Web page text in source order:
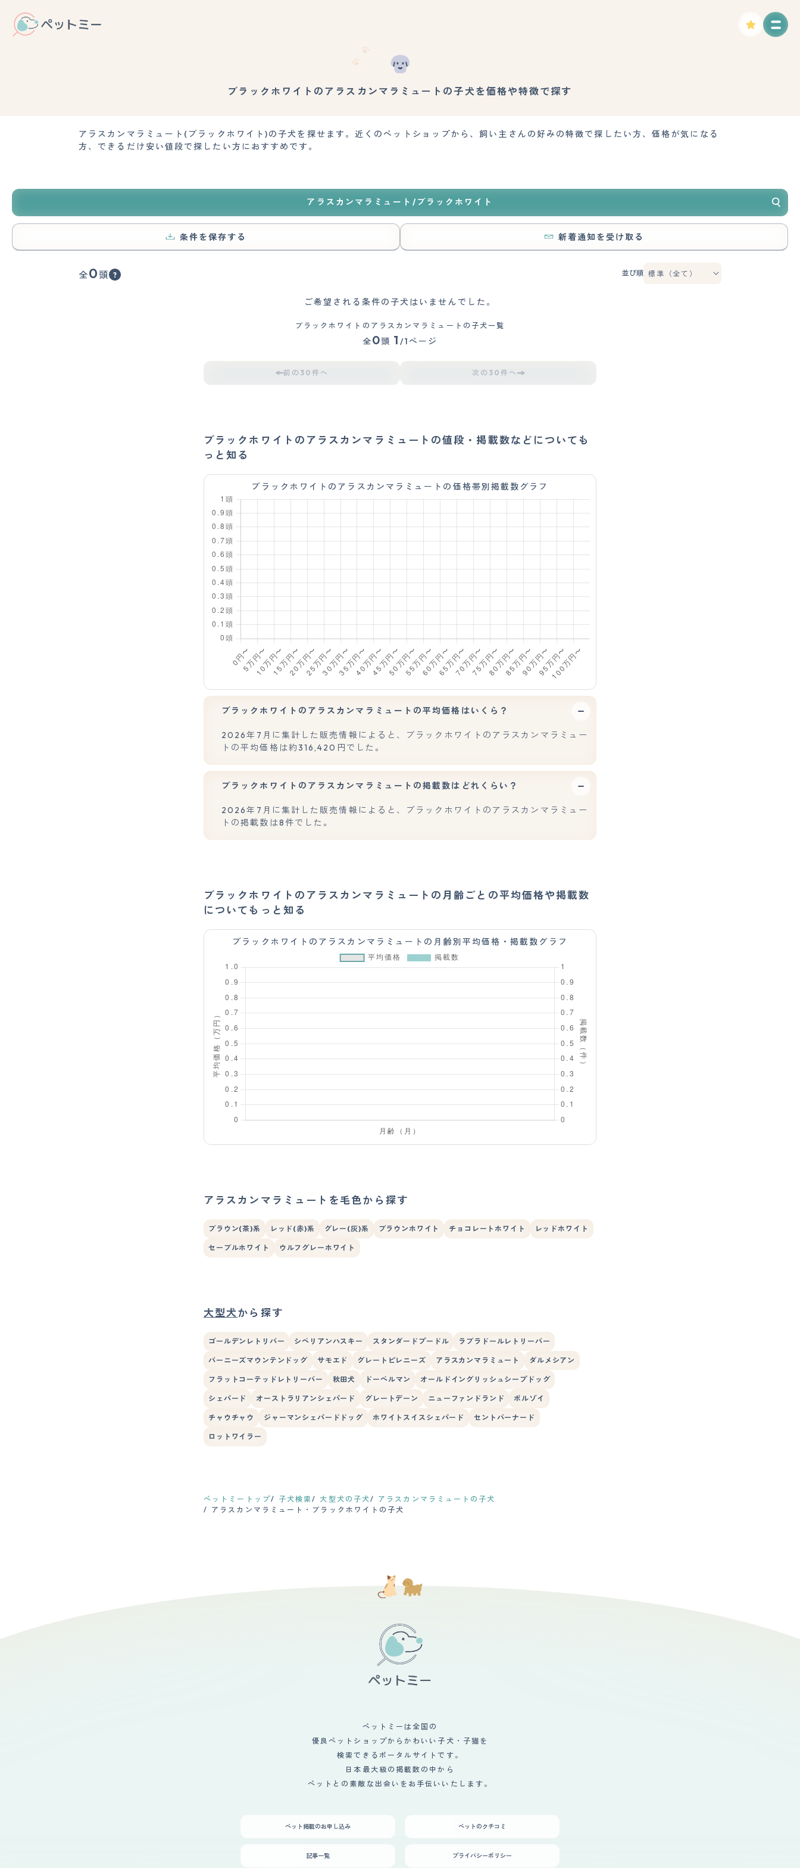
ブラックホワイトのアラスカンマラミュートの子犬を価格や特徴で探す
アラスカンマラミュート(ブラックホワイト)の子犬を探せます。近くのペットショップから、飼い主さんの好みの特徴で探したい方、価格が気になる
方、できるだけ安い値段で探したい方におすすめです。
アラスカンマラミュート/ブラックホワイト
条件を保存する 新着通知を受け取る
全0 頭 並び順
ご希望される条件の子犬はいませんでした。
ブラックホワイトのアラスカンマラミュートの子犬一覧
全0頭 1 /1ページ
前の30件へ 次の30件へ
ブラックホワイトのアラスカンマラミュートの値段・掲載数などについても
っと知る
ブラックホワイトのアラスカンマラミュートの価格帯別掲載数グラフ
ブラックホワイトのアラスカンマラミュートの平均価格はいくら？
2026年7月に集計した販売情報によると、ブラックホワイトのアラスカンマラミュー
トの平均価格は約316,420円でした。
ブラックホワイトのアラスカンマラミュートの掲載数はどれくらい？
2026年7月に集計した販売情報によると、ブラックホワイトのアラスカンマラミュー
トの掲載数は8件でした。
ブラックホワイトのアラスカンマラミュートの月齢ごとの平均価格や掲載数
についてもっと知る
ブラックホワイトのアラスカンマラミュートの月齢別平均価格・掲載数グラフ
アラスカンマラミュートを毛色から探す
ブラウン(茶)系 レッド(赤)系 グレー(灰)系 ブラウンホワイト チョコレートホワイト レッドホワイト
セーブルホワイト ウルフグレーホワイト
大型犬から探す
ゴールデンレトリバー シベリアンハスキー スタンダードプードル ラブラドールレトリーバー
バーニーズマウンテンドッグ サモエド グレートピレニーズ アラスカンマラミュート ダルメシアン
フラットコーテッドレトリーバー 秋田犬 ドーベルマン オールドイングリッシュシープドッグ
シェパード オーストラリアンシェパード グレートデーン ニューファンドランド ボルゾイ
チャウチャウ ジャーマンシェパードドッグ ホワイトスイスシェパード セントバーナード
ロットワイラー
ペットミートップ 子犬検索 大型犬の子犬
アラスカンマラミュートの子犬
アラスカンマラミュート・ブラックホワイトの子犬
ペットミーは全国の
優良ペットショップからかわいい子犬・子猫を
検索できるポータルサイトです。
日本最大級の掲載数の中から
ペットとの素敵な出会いをお手伝いいたします。
ペット掲載のお申し込み ペットのクチコミ
記事一覧 プライバシーポリシー